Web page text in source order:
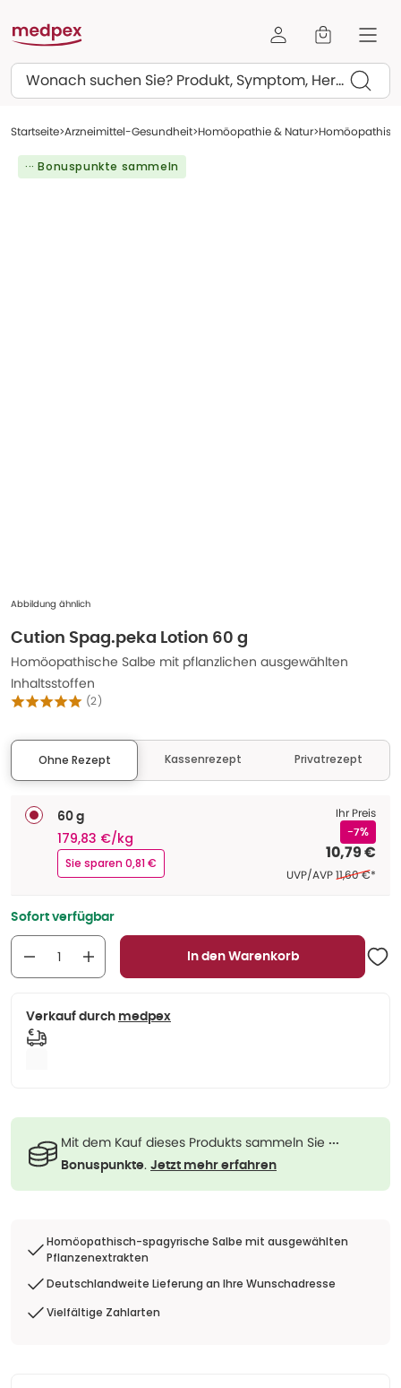
Suchen
Startseite Arzneimittel-Gesundheit Homöopathie & Natur
··· Bonuspunkte sammeln
Abbildung ähnlich
Cution Spag.peka Lotion 60 g
Homöopathische Salbe mit pflanzlichen ausgewählten
Inhaltsstoffen
(2)
Ohne Rezept Kassenrezept Privatrezept
60 g
179,83 €/kg
Sie sparen 0,81 €
Ihr Preis
-7%
10,79 €
UVP/AVPEhemaliger
11,60 €*
Sofort verfügbar
In den Warenkorb
Verkauf durch medpex
Mit dem Kauf dieses Produkts sammeln Sie ···
Bonuspunkte. Jetzt mehr erfahren
Homöopathisch-spagyrische Salbe mit ausgewählten
Pflanzenextrakten
Deutschlandweite Lieferung an Ihre Wunschadresse
Vielfältige Zahlarten